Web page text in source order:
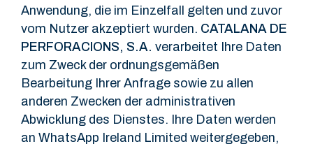
Anwendung, die im Einzelfall gelten und zuvor
vom Nutzer akzeptiert wurden. CATALANA DE
PERFORACIONS, S.A. verarbeitet Ihre Daten
zum Zweck der ordnungsgemäßen
Bearbeitung Ihrer Anfrage sowie zu allen
anderen Zwecken der administrativen
Abwicklung des Dienstes. Ihre Daten werden
an WhatsApp Ireland Limited weitergegeben,